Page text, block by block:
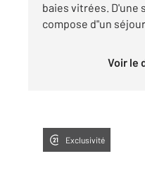
baies vitrées. D'une
compose d"un
Voir
Exclusivité